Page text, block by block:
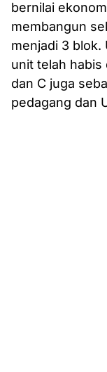
bernilai
membangun
menjadi 3 blok.
unit telah habis
dan C juga
pedagang dan